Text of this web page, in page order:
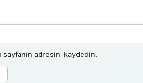
adresini kaydedin.